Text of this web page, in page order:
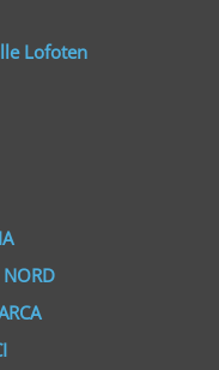
Lofoten
NORD